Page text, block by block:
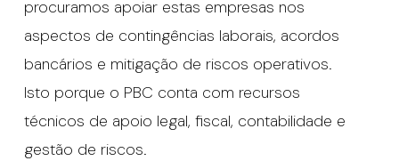
procuramos apoiar estas empresas nos
aspectos de contingências laborais, acordos
bancários e mitigação de riscos operativos.
Isto porque o PBC conta com recursos
técnicos de apoio legal, fiscal, contabilidade e
gestão de riscos.